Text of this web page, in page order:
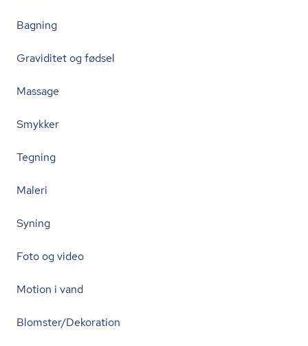
Bagning
Graviditet og fødsel
Massage
Smykker
Tegning
Maleri
Syning
Foto og video
Motion i vand
Blomster/Dekoration